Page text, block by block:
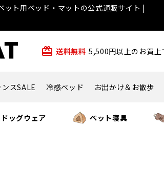
ト用ベッド・マットの公式通販サイト |
card_giftcard 送料無料 5,500円以上のお買上
スSALE 冷感ベッド お出かけ＆お散歩
ドッグウェア ペット寝具